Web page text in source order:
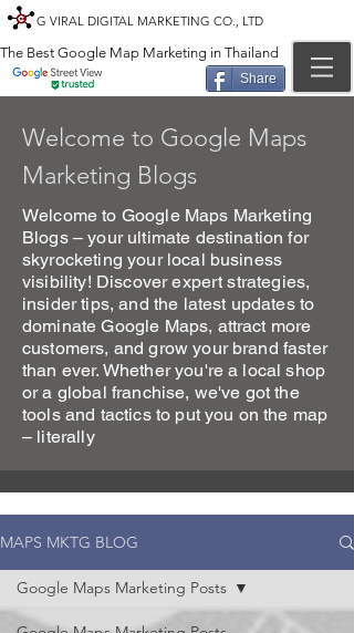
G VIRAL DIGITAL MARKETING CO., LTD
The Best Google Map Marketing in Thailand
Share
Welcome to Google Maps
Marketing Blogs
Welcome to Google Maps Marketing
Blogs – your ultimate destination for
skyrocketing your local business
visibility! Discover expert strategies,
insider tips, and the latest updates to
dominate Google Maps, attract more
customers, and grow your brand faster
than ever. Whether you're a local shop
or a global franchise, we've got the
tools and tactics to put you on the map
– literally
MAPS MKTG BLOG
Google Maps Marketing Posts